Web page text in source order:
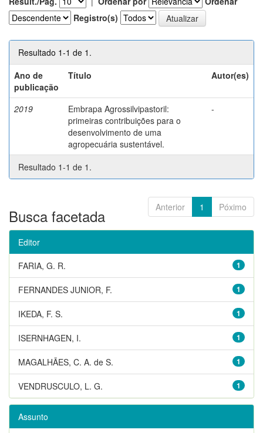
Registro(s)
Resultado 1-1 de 1.
Ano de
publicação
Título Autor(es)
2019
Embrapa Agrossilvipastoril:
primeiras contribuições para o
desenvolvimento de uma
agropecuária sustentável.
-
Resultado 1-1 de 1.
Anterior 1 Póximo
Busca facetada
Editor
1
FARIA, G. R.
1
FERNANDES JUNIOR, F.
1
IKEDA, F. S.
1
ISERNHAGEN, I.
1
MAGALHÃES, C. A. de S.
1
VENDRUSCULO, L. G.
Assunto